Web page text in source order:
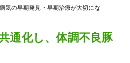
気の早期発見・早期治療が大切にな
通化し、体調不良豚